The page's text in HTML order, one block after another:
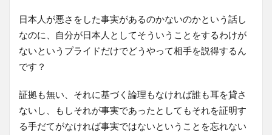
日本人が悪さをした事実があるのかないのかという話し
なのに、自分が日本人としてそういうことをするわけが
ないというプライドだけでどうやって相手を説得するん
です？
証拠も無い、それに基づく論理もなければ誰も耳を貸さ
ないし、もしそれが事実であったとしてもそれを証明す
る手だてがなければ事実ではないということを忘れない